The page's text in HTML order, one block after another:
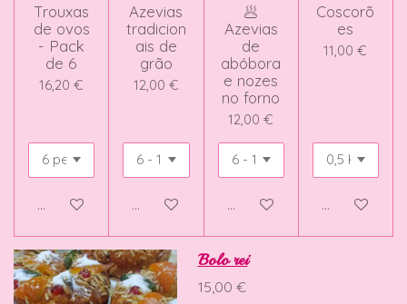
Trouxas
de ovos
- Pack
de 6
16,20 €
Veja detalhes
Azevias
tradicion
ais de
grão
12,00 €
Adicionar ao carrinho
🥟
Azevias
de
abóbora
e nozes
no forno
12,00 €
Adicionar ao carrinho
Coscorõ
es
11,00 €
Adicionar ao
Bolo rei
15,00 €